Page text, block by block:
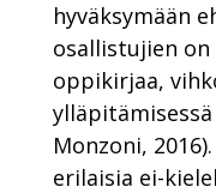
hyväksymään
osallistujien
oppikirjaa,
Monzoni,
erilaisia ei-